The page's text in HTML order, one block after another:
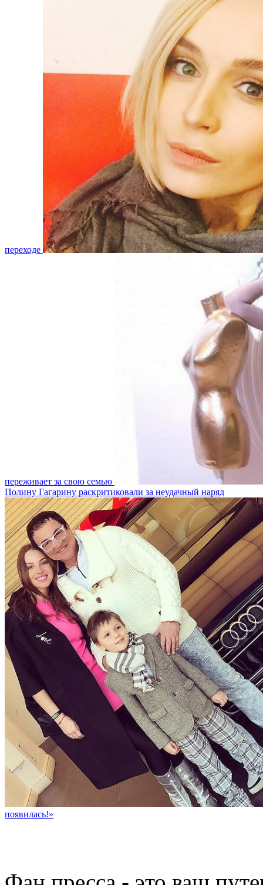
переходе
переживает за свою семью
Полину Гагарину раскритиковали за неудачный наряд
появилась!»